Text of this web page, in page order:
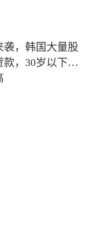
，韩国大量股
，30岁以下及